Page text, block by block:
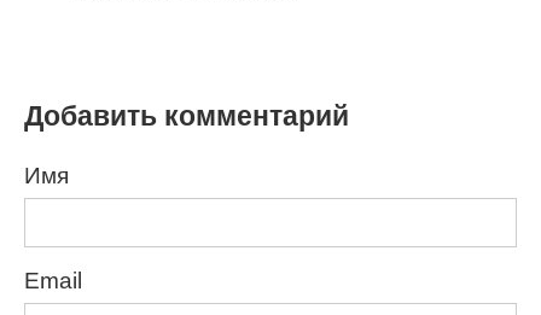
Добавить комментарий
Имя
Email